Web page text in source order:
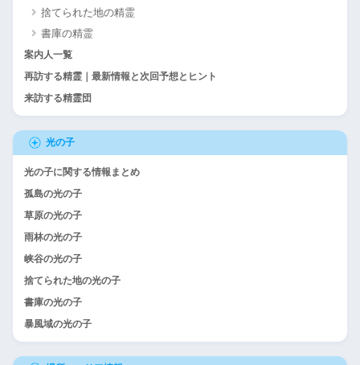
捨てられた地の精霊
書庫の精霊
案内人一覧
再訪する精霊｜最新情報と次回予想とヒント
来訪する精霊団
光の子
光の子に関する情報まとめ
孤島の光の子
草原の光の子
雨林の光の子
峡谷の光の子
捨てられた地の光の子
書庫の光の子
暴風域の光の子